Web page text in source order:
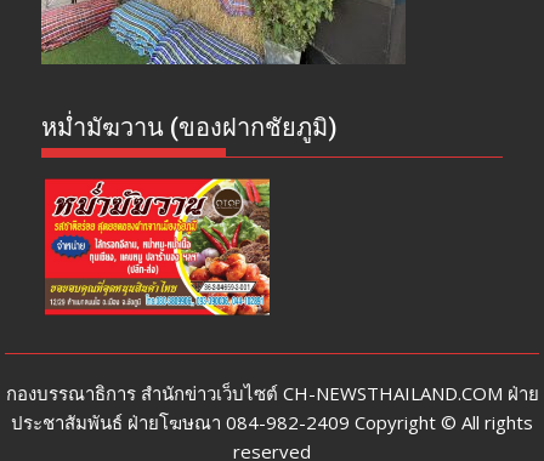
หม่ำมัฆวาน (ของฝากชัยภูมิ)
กองบรรณาธิการ สำนักข่าวเว็บไซต์ CH-NEWSTHAILAND.COM ฝ่าย
ประชาสัมพันธ์ ฝ่ายโฆษณา 084-982-2409 Copyright © All rights
reserved